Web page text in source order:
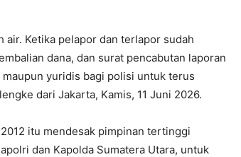
I WANT IN
air. Ketika pelapor dan terlapor sudah
dana, dan surat pencabutan laporan
yuridis bagi polisi untuk terus
dari Jakarta, Kamis, 11 Juni 2026.
itu mendesak pimpinan tertinggi
dan Kapolda Sumatera Utara, untuk